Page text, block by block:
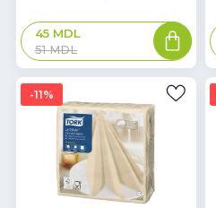
51MDL
45 MDL
11%